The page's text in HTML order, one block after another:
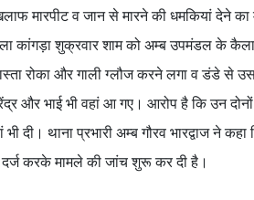
मारपीट व जान से मारने की धमकियां देने का
कांगड़ा शुक्रवार शाम को अम्ब उपमंडल के
रोका और गाली ग्‍लौज करने लगा व डंडे से
और भाई भी वहां आ गए। आरोप है कि उन
दी। थाना प्रभारी अम्ब गौरव भारद्वाज ने
करके मामले की जांच शुरू कर दी है।